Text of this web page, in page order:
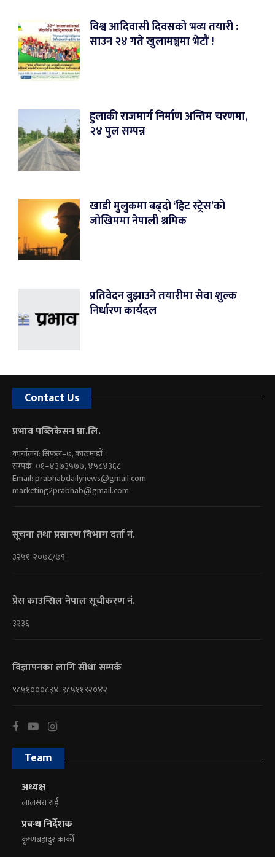
विश्व आदिवासी दिवसको भव्य तयारी :
साउन २४ गते खुलामञ्चमा भेटौं !
हुलाकी राजमार्ग निर्माण अन्तिम चरणमा,
२४ पुल सम्पन्न
खाडी मुलुकमा बढ्दो ‘हिट स्ट्रेस’को
जोखिममा नेपाली श्रमिक
प्रतिवेदन बुझाउने तयारीमा सेवा शुल्क
निर्धारण कार्यदल
Contact Us
प्रभाव पब्लिकेसन प्रा.लि.
कार्यालय: सिफल–७, काठमाडौं ।
सम्पर्क: ०१–४३७३५७७, ४५८४३६८
Email:prabhabdailynews@gmail.com
marketing2prabhab@gmail.com
सूचना तथा प्रसारण विभाग दर्ता नं.
३२५१-२०७८/७९
प्रेस काउन्सिल नेपाल सूचीकरण नं.
३२३६
विज्ञापनका लागि सीधा सम्पर्क
९८५१०००८३४, ९८५११९२०४२
Team
अध्यक्ष
लालसरा राई
प्रबन्ध निर्देशक
कृष्णबहादुर कार्की